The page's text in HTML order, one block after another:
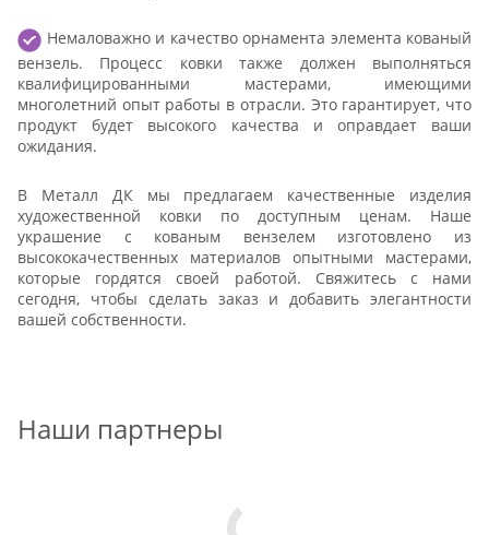
Немаловажно и качество орнамента элемента кованый
вензель. Процесс ковки также должен выполняться
квалифицированными мастерами, имеющими
многолетний опыт работы в отрасли. Это гарантирует, что
продукт будет высокого качества и оправдает ваши
ожидания.
В Металл ДК мы предлагаем качественные изделия
художественной ковки по доступным ценам. Наше
украшение с кованым вензелем изготовлено из
высококачественных материалов опытными мастерами,
которые гордятся своей работой. Свяжитесь с нами
сегодня, чтобы сделать заказ и добавить элегантности
вашей собственности.
Наши партнеры